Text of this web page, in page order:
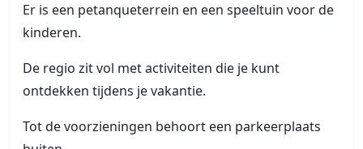
Er is een petanqueterrein en een speeltuin voor de
kinderen.
De regio zit vol met activiteiten die je kunt
ontdekken tijdens je vakantie.
Tot de voorzieningen behoort een parkeerplaats